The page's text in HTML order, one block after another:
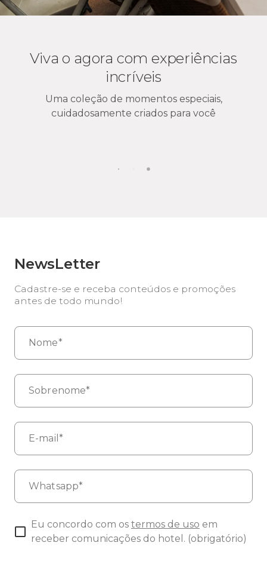
Viva o agora com experiências
incríveis
Uma coleção de momentos especiais,
cuidadosamente criados para você
NewsLetter
Cadastre-se e receba conteúdos e promoções
antes de todo mundo!
Nome*
Sobrenome*
E-mail*
Whatsapp*
Eu concordo com os termos de uso em
receber comunicações do hotel. (obrigatório)